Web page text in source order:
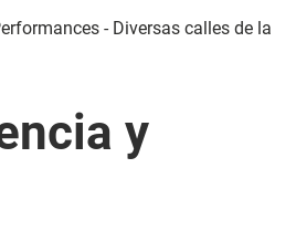
- Diversas calles de la
y